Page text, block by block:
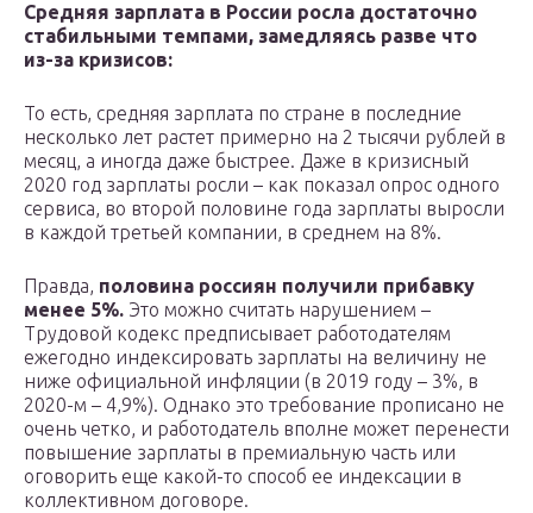
Средняя зарплата в России росла достаточно
стабильными темпами, замедляясь разве что
из-за кризисов:
То есть, средняя зарплата по стране в последние
несколько лет растет примерно на 2 тысячи рублей в
месяц, а иногда даже быстрее. Даже в кризисный
2020 год зарплаты росли – как показал опрос одного
сервиса, во второй половине года зарплаты выросли
в каждой третьей компании, в среднем на 8%.
Правда, половина россиян получили прибавку
менее 5%. Это можно считать нарушением –
Трудовой кодекс предписывает работодателям
ежегодно индексировать зарплаты на величину не
ниже официальной инфляции (в 2019 году – 3%, в
2020-м – 4,9%). Однако это требование прописано не
очень четко, и работодатель вполне может перенести
повышение зарплаты в премиальную часть или
оговорить еще какой-то способ ее индексации в
коллективном договоре.